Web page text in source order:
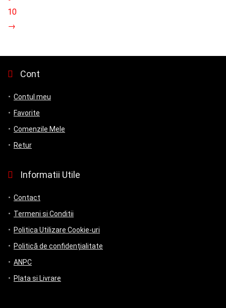
10
→
Cont
Contul meu
Favorite
Comenzile Mele
Retur
Informatii Utile
Contact
Termeni si Conditii
Politica Utilizare Cookie-uri
Politică de confidențialitate
ANPC
Plata si Livrare